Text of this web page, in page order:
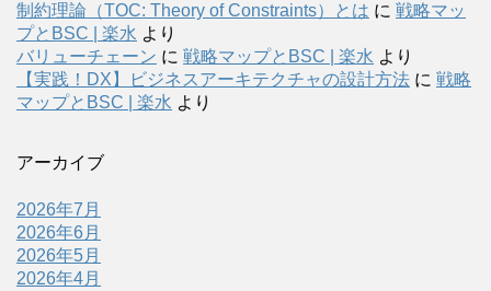
制約理論（TOC: Theory of Constraints）とは に 戦略マッ
プとBSC | 楽水 より
バリューチェーン に 戦略マップとBSC | 楽水 より
【実践！DX】ビジネスアーキテクチャの設計方法 に 戦略
マップとBSC | 楽水 より
アーカイブ
2026年7月
2026年6月
2026年5月
2026年4月